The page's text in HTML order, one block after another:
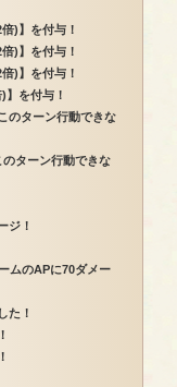
)】を付与！
)】を付与！
)】を付与！
を付与！
のターン行動できな
ターン行動できな
ジ！
ムのAPに70ダメー
た！